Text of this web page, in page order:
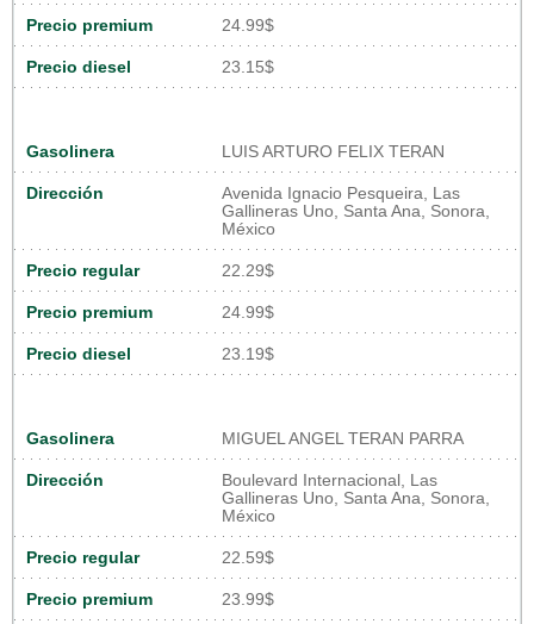
Precio premium 24.99$
Precio diesel 23.15$
Gasolinera LUIS ARTURO FELIX TERAN
Dirección
Avenida Ignacio Pesqueira, Las
Gallineras Uno, Santa Ana, Sonora,
México
Precio regular 22.29$
Precio premium 24.99$
Precio diesel 23.19$
Gasolinera MIGUEL ANGEL TERAN PARRA
Dirección
Boulevard Internacional, Las
Gallineras Uno, Santa Ana, Sonora,
México
Precio regular 22.59$
Precio premium 23.99$